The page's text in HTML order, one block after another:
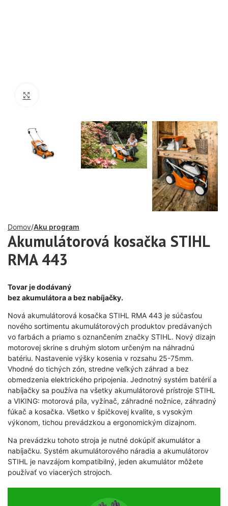
Domov Aku program
Akumulátorová kosačka STIHL
RMA 443
Tovar je dodávaný
bez akumulátora a bez nabíjačky.
Nová akumulátorová kosačka STIHL RMA 443 je súčasťou
nového sortimentu akumulátorových produktov predávaných
vo farbách a priamo s oznančením značky STIHL. Nový dizajn
motorovej skrine s druhým slotom určeným na náhradnú
batériu. Nastavenie výšky kosenia v rozsahu 25-75mm.
Vhodné do tichých zón, stredne veľkých záhrad a bez
obmedzenia elektrického pripojenia. Jednotný systém batérií a
nabíjačky sa používa na všetky akumulátorové prístroje STIHL
a VIKING: motorová píla, vyžínač, záhradné nožnice, záhradný
fúkač a kosačka. Všetko v špičkovej kvalite, s vysokým
výkonom, tichou prevádzkou a ergonomickým dizajnom.
Na prevádzku tohoto stroja je nutné dokúpiť akumulátor a
nabíjačku. Systém akumulátorového náradia a akumulátorov
STIHL je navzájom kompatibilný, jeden akumulátor môžete
používať vo viacerých strojoch.